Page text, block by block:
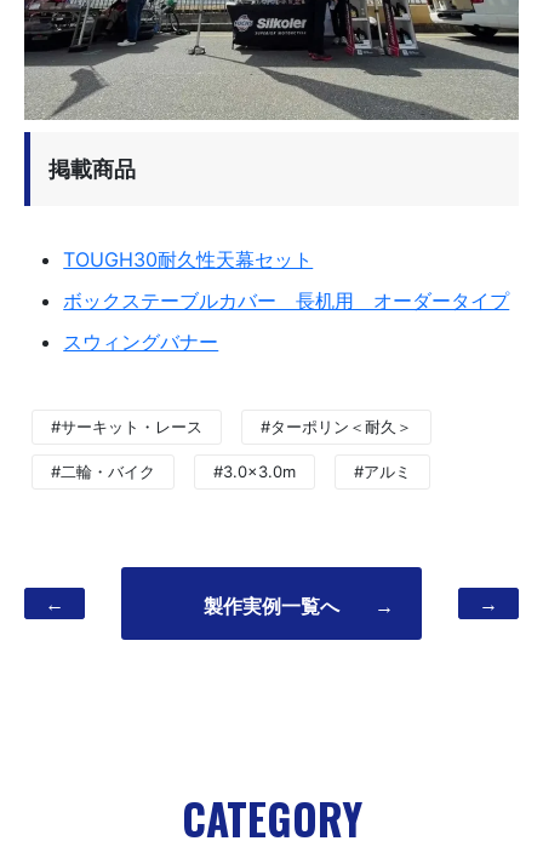
掲載商品
TOUGH30耐久性天幕セット
ボックステーブルカバー 長机用 オーダータイプ
スウィングバナー
#サーキット・レース #ターポリン＜耐久＞
#二輪・バイク #3.0×3.0m #アルミ
← 製作実例一覧へ → →
CATEGORY